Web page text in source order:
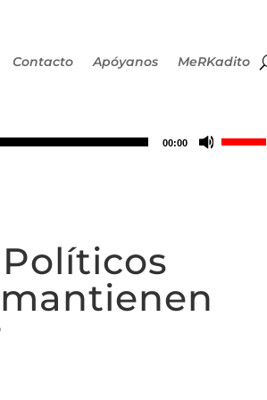
Contacto Apóyanos MeRKadito
00:00
Utiliza